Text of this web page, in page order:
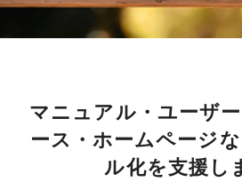
マニュアル・ユーザ
ース・ホームページ
ル化を支援し